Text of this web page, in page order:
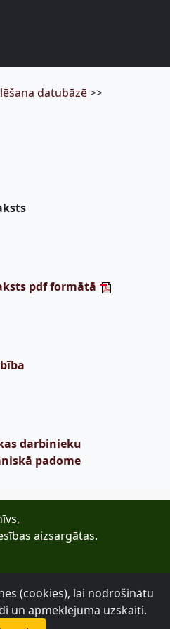
datubāzē>>
pdf formātā
darbinieku
padome
aizsargātas.
(cookies), lai nodrošinātu
un apmeklējuma uzskaiti.